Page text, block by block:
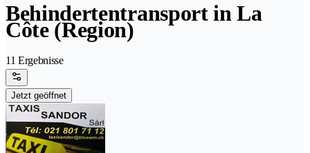
Behindertentransport in La
Côte (Region)
11 Ergebnisse
Jetzt geöffnet